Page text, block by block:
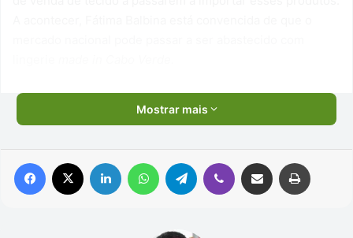
Mostrar mais
Facebook Linkedin WhatsAppTelegram Viber Compartilhar via e-mail